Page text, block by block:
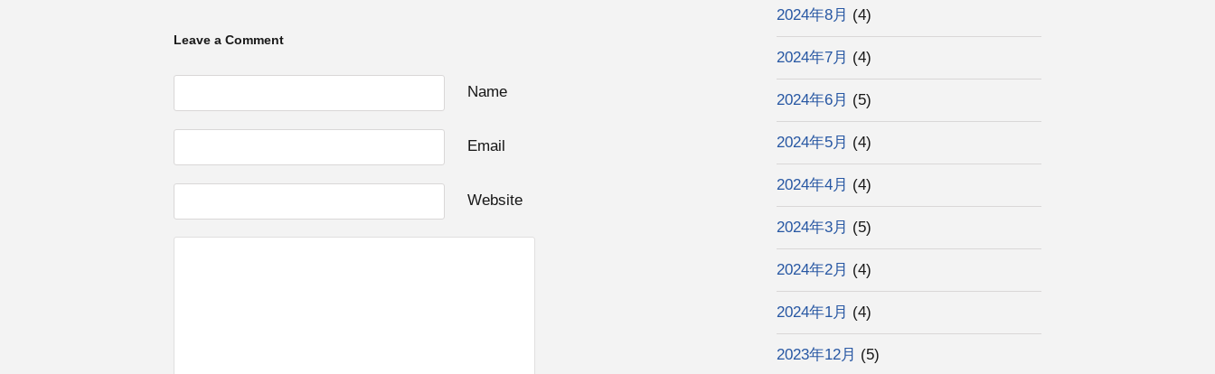
Leave a Comment
Name
Email
Website
2024年8月 (4)
2024年7月 (4)
2024年6月 (5)
2024年5月 (4)
2024年4月 (4)
2024年3月 (5)
2024年2月 (4)
2024年1月 (4)
2023年12月 (5)